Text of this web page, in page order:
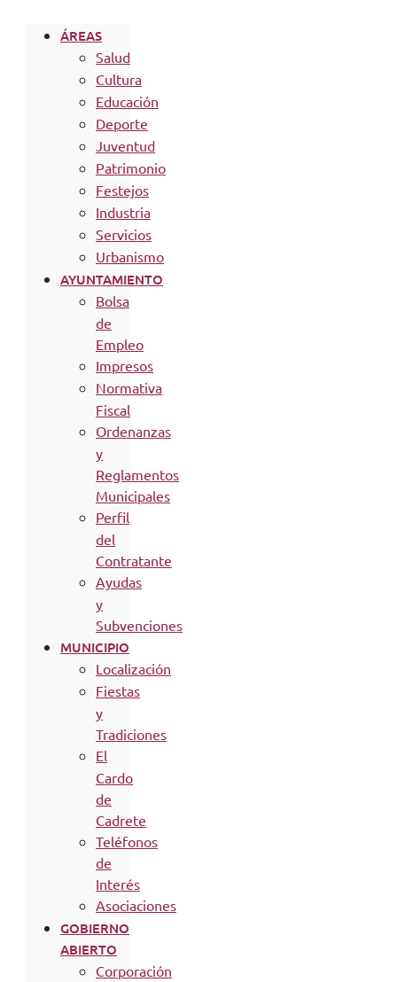
ÁREAS
Salud
Cultura
Educación
Deporte
Juventud
Patrimonio
Festejos
Industria
Servicios
Urbanismo
AYUNTAMIENTO
Bolsa
de
Empleo
Impresos
Normativa
Fiscal
Ordenanzas
y
Reglamentos
Municipales
Perfil
del
Contratante
Ayudas
y
Subvenciones
MUNICIPIO
Localización
Fiestas
y
Tradiciones
El
Cardo
de
Cadrete
Teléfonos
de
Interés
Asociaciones
GOBIERNO
ABIERTO
Corporación